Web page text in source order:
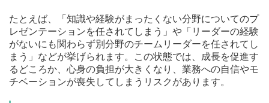
たとえば、「知識や経験がまったくない分野についてのプ
レゼンテーションを任されてしまう」や「リーダーの経験
がないにも関わらず別分野のチームリーダーを任されてし
まう」などが挙げられます。この状態では、成長を促進す
るどころか、心身の負担が大きくなり、業務への自信やモ
チベーションが喪失してしまうリスクがあります。